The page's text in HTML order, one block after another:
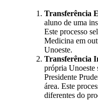
Transferência
aluno de uma
Este processo
Medicina em
Unoeste.
Transferência
própria Unoeste
Presidente
área. Este
diferentes do